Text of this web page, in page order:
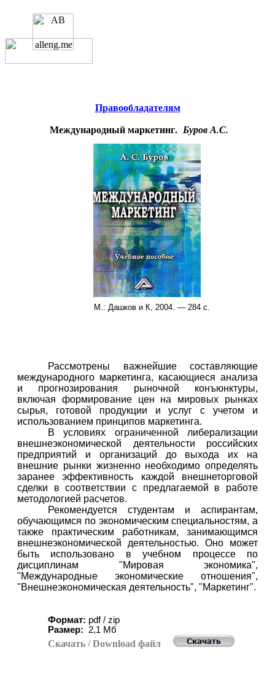
Правообладателям
Международный маркетинг. Буров А.С.
М.: Дашков и К, 2004. — 284 с.
Рассмотрены важнейшие составляющие
международного маркетинга, касающиеся анализа
и прогнозирования рыночной конъюнктуры,
включая формирование цен на мировых рынках
сырья, готовой продукции и услуг с учетом и
использованием принципов маркетинга.
В условиях ограниченной либерализации
внешнеэкономической деятельности российских
предприятий и организаций до выхода их на
внешние рынки жизненно необходимо определять
заранее эффективность каждой внешнеторговой
сделки в соответствии с предлагаемой в работе
методологией расчетов.
Рекомендуется студентам и аспирантам,
обучающимся по экономическим специальностям, а
также практическим работникам, занимающимся
внешнеэкономической деятельностью. Оно может
быть использовано в учебном процессе по
дисциплинам "Мировая экономика",
"Международные экономические отношения",
"Внешнеэкономическая деятельность", "Маркетинг".
Формат: pdf / zip
Размер:
2,1 Мб
Скачать / Download файл